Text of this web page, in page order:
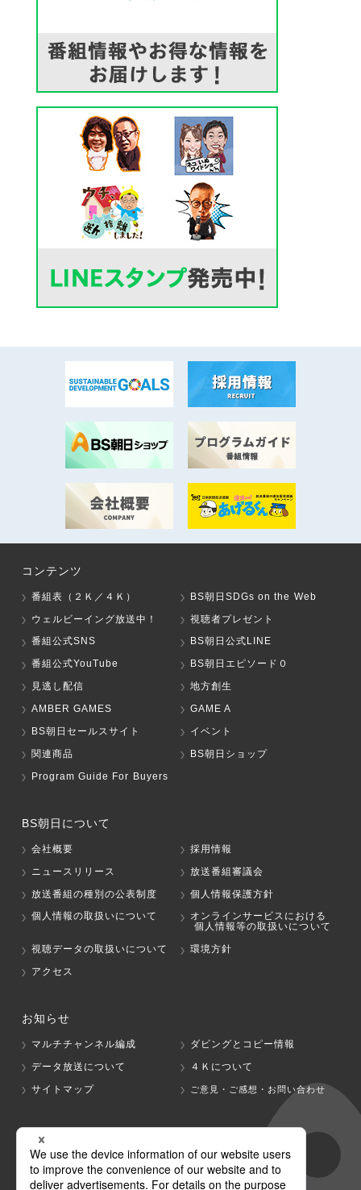
コンテンツ
番組表（２Ｋ／４Ｋ）
BS朝日SDGs on the Web
ウェルビーイング放送中！
視聴者プレゼント
番組公式SNS
BS朝日公式LINE
番組公式YouTube
BS朝日エピソード０
見逃し配信
地方創生
AMBER GAMES
GAME A
BS朝日セールスサイト
イベント
関連商品
BS朝日ショップ
Program Guide For Buyers
BS朝日について
会社概要
採用情報
ニュースリリース
放送番組審議会
放送番組の種別の公表制度
個人情報保護方針
個人情報の取扱いについて
オンラインサービスにおける
個人情報等の取扱いについて
視聴データの取扱いについて
環境方針
アクセス
お知らせ
マルチチャンネル編成
ダビングとコピー情報
データ放送について
４Ｋについて
サイトマップ
ご意見・ご感想・お問い合わせ
グループ会社
テレビ朝日 テレ朝チャンネル